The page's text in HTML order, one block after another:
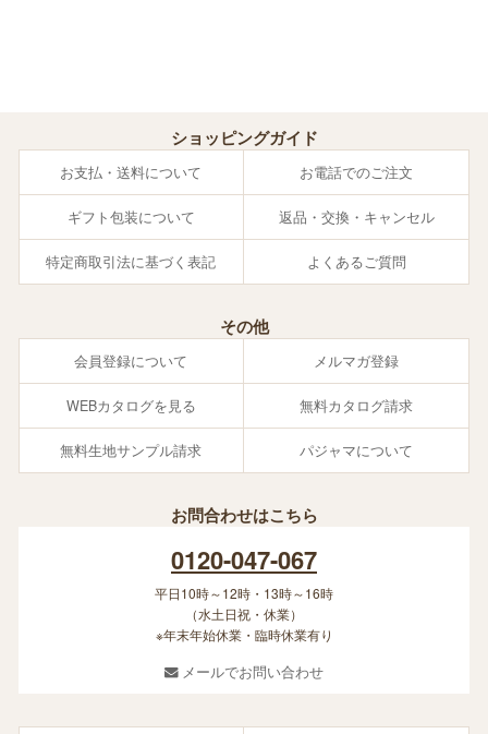
ショッピングガイド
お支払・送料について お電話でのご注文
ギフト包装について 返品・交換・キャンセル
特定商取引法に基づく表記 よくあるご質問
その他
会員登録について メルマガ登録
WEBカタログを見る 無料カタログ請求
無料生地サンプル請求 パジャマについて
お問合わせはこちら
0120-047-067
平日10時～12時・13時～16時
（水土日祝・休業）
※年末年始休業・臨時休業有り
メールでお問い合わせ